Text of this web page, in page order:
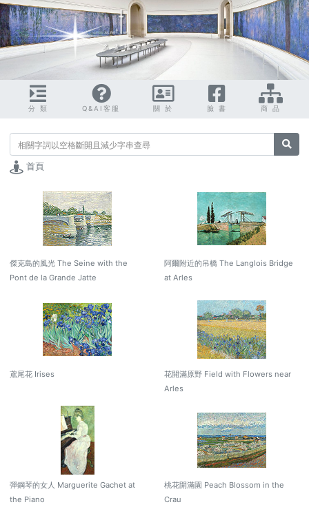
分 類 Q&AI客服 關 於 臉 書 商 品
搜尋
首頁
傑克島的風光 The Seine with the
Pont de la Grande Jatte
阿爾附近的吊橋 The Langlois Bridge
at Arles
鳶尾花 Irises
花開滿原野 Field with Flowers near
Arles
彈鋼琴的女人 Marguerite Gachet at
the Piano
桃花開滿園 Peach Blossom in the
Crau